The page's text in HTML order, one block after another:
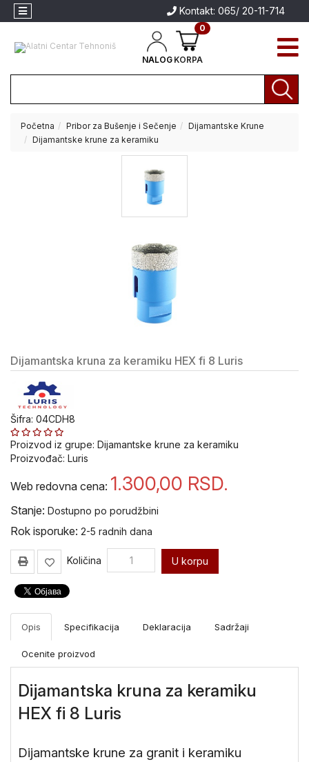
Kontakt: 065/ 20-11-714
NALOG KORPA
0
Pribor
za
Bušenje
Sečenje
Pribor za
popravku
Coil
Ureznice
nareznice
VOLKEL
alat
instrumenti
Gradjevinske
oprema
Akcija
Početna Pribor za Bušenje i Sečenje
Dijamantske Krune
Dijamantske krune za keramiku
Dijamantska kruna za keramiku HEX fi 8 Luris
Šifra: 04CDH8
Proizvod iz grupe: Dijamantske krune za keramiku
Proizvođač: Luris
Web redovna cena: 1.300,00 RSD.
Stanje: Dostupno po porudžbini
Rok isporuke: 2-5 radnih dana
Količina U korpu
Opis Specifikacija Deklaracija Sadržaji
Ocenite proizvod
Dijamantska kruna za keramiku
HEX fi 8 Luris
Dijamantske krune za granit i keramiku